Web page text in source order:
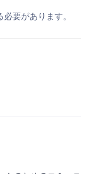
要があります。